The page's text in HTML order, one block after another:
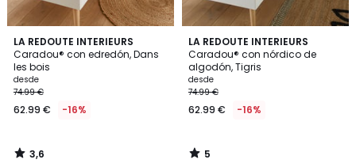
LA REDOUTE INTERIEURS
Caradou® con edredón, Dans
les bois
desde
74.99 €
62.99 € -16%
3,6
/ 5
3,6
/
LA REDOUTE INTERIEURS
Caradou® con nórdico de
algodón, Tigris
desde
74.99 €
62.99 € -16%
5
/
5
5
/